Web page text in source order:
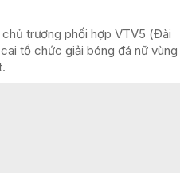
trương phối hợp VTV5 (Đài
tổ chức giải bóng đá nữ vùng